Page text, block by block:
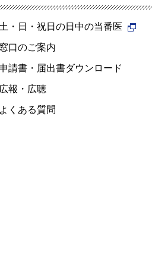
・日・祝日の日中の当番医
窓口のご案内
申請書・届出書ダウンロード
広報・広聴
よくある質問